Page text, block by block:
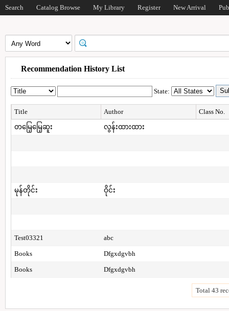
Search Catalog Browse My Library Register New Arrival
Recommendation History List
State:
Title Author
Class No.
တမြေ့မြေ့ဆူး
လွန်းထားထား
မုန်တိုင်း ဝိုင်း
Test03321 abc
Books Dfgxdgvbh
Books Dfgxdgvbh
Total 43